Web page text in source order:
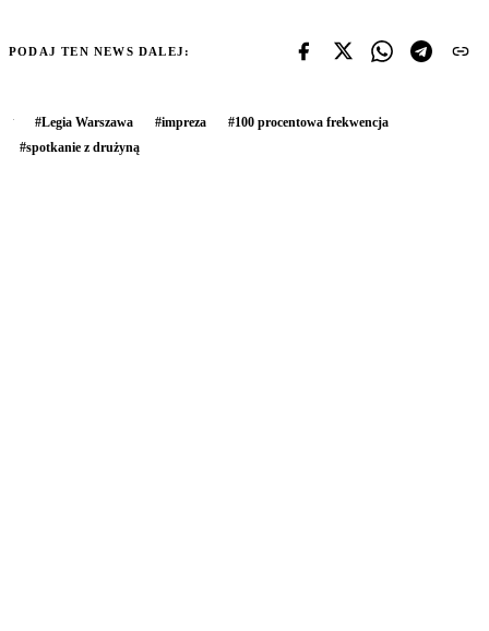
PODAJ TEN NEWS DALEJ:
#Legia Warszawa #impreza #100 procentowa frekwencja
#spotkanie z drużyną